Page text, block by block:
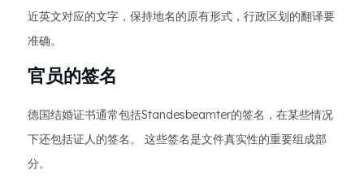
近英文对应的文字，保持地名的原有形式，行政区划的翻译要
准确。
官员的签名
德国结婚证书通常包括Standesbeamter的签名，在某些情况
下还包括证人的签名。 这些签名是文件真实性的重要组成部
分。